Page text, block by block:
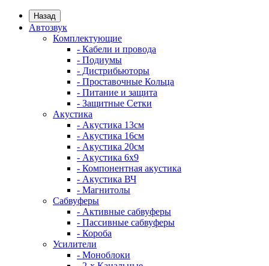
Назад
Автозвук
Комплектующие
- Кабели и провода
- Подиумы
- Дистрибьюторы
- Проставочные Кольца
- Питание и защита
- Защитные Сетки
Акустика
- Акустика 13см
- Акустика 16см
- Акустика 20см
- Акустика 6x9
- Компонентная акустика
- Акустика ВЧ
- Магнитолы
Сабвуферы
- Активные сабвуферы
- Пассивные сабвуферы
- Короба
Усилители
- Моноблоки